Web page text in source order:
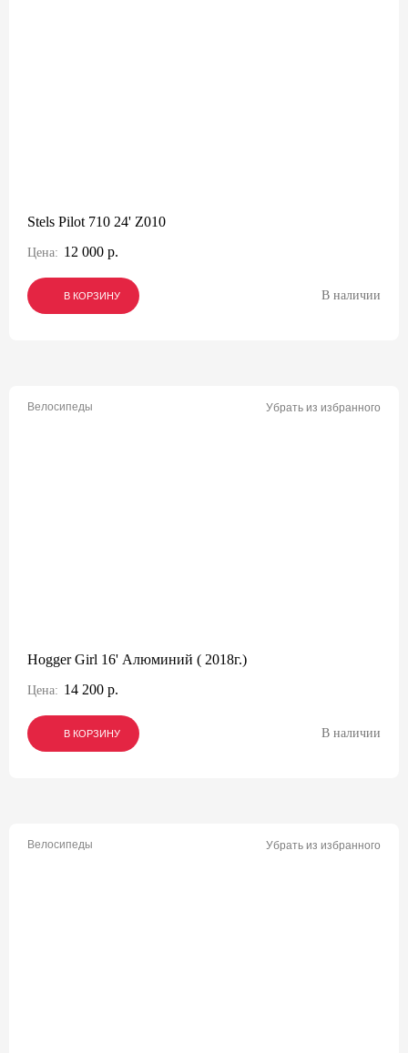
Stels Pilot 710 24' Z010
Цена: 12 000 р.
В КОРЗИНУ
В КОРЗИНУ
В КОРЗИНУ В наличии
Велосипеды Убрать из избранного
Hogger Girl 16' Алюминий ( 2018г.)
Цена: 14 200 р.
В КОРЗИНУ
В КОРЗИНУ
В КОРЗИНУ В наличии
Велосипеды Убрать из избранного